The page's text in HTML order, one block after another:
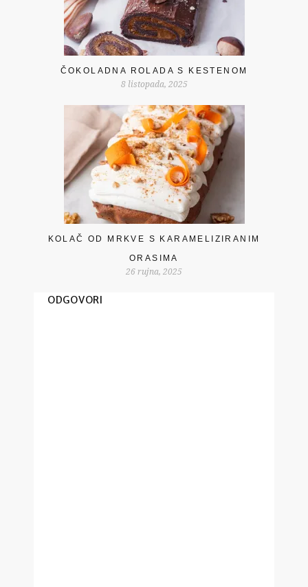
ČOKOLADNA ROLADA S KESTENOM
8 listopada, 2025
KOLAČ OD MRKVE S KARAMELIZIRANIM
ORASIMA
26 rujna, 2025
ODGOVORI